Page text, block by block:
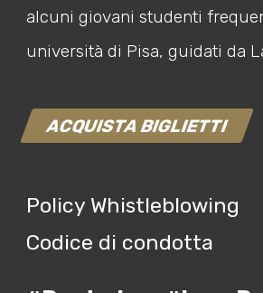
alcuni giovani studenti
università di Pisa, guidati da
ACQUISTA BIGLIETTI
Policy Whistleblowing
Codice di condotta